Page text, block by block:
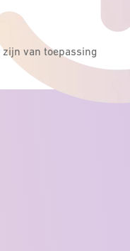
zijn van toepassing